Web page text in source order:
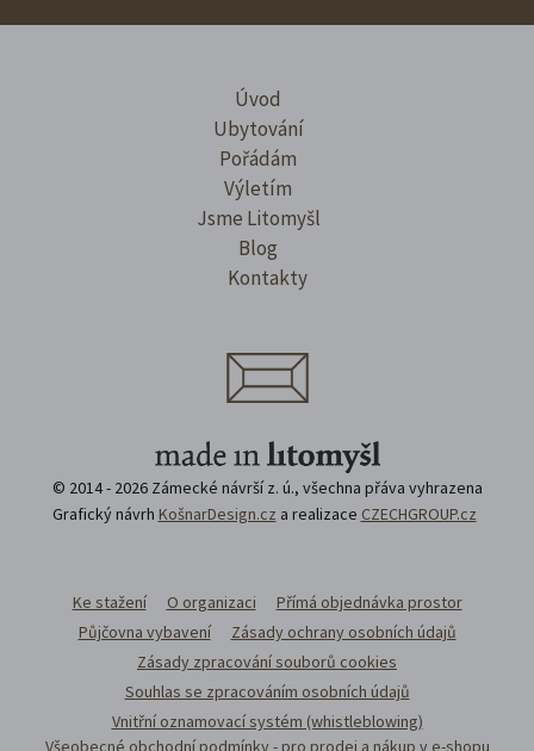
Úvod
Ubytování
Pořádám
Výletím
Jsme Litomyšl
Blog
Kontakty
© 2014 - 2026 Zámecké návrší z. ú., všechna přáva vyhrazena
Grafický návrh KošnarDesign.cz a realizace CZECHGROUP.cz
Ke stažení O organizaci
Přímá objednávka prostor
Půjčovna vybavení
Zásady ochrany osobních údajů
Zásady zpracování souborů cookies
Souhlas se zpracováním osobních údajů
Vnitřní oznamovací systém (whistleblowing)
Všeobecné obchodní podmínky - pro prodej a nákup v e-shopu